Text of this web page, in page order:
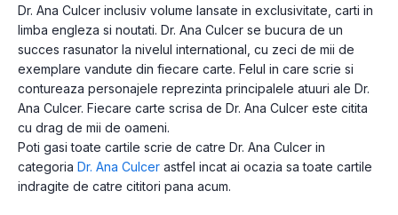
Dr. Ana Culcer inclusiv volume lansate in exclusivitate, carti in
limba engleza si noutati. Dr. Ana Culcer se bucura de un
succes rasunator la nivelul international, cu zeci de mii de
exemplare vandute din fiecare carte. Felul in care scrie si
contureaza personajele reprezinta principalele atuuri ale Dr.
Ana Culcer. Fiecare carte scrisa de Dr. Ana Culcer este citita
cu drag de mii de oameni.
Poti gasi toate cartile scrie de catre Dr. Ana Culcer in
categoria Dr. Ana Culcer astfel incat ai ocazia sa toate cartile
indragite de catre cititori pana acum.